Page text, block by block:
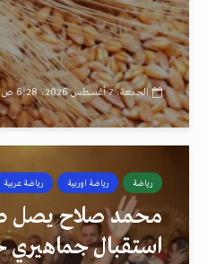
الجمعة، 7 أغسطس 2026، 6:28 ص
رياضة رياضة اوربية رياضة عربية
محمد صلاح يصل
استقبال